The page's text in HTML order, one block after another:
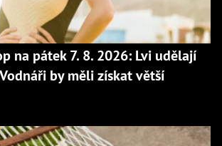
na pátek 7. 8. 2026: Lvi udělají
by měli získat větší